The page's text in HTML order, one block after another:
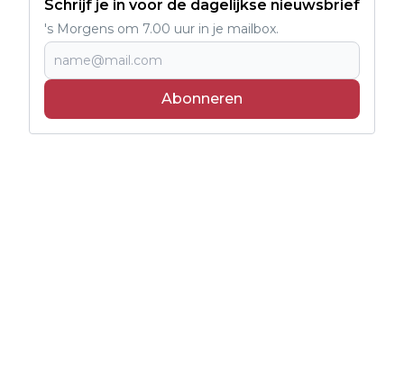
Schrijf je in voor de dagelijkse nieuwsbrief
's Morgens om 7.00 uur in je mailbox.
Abonneren